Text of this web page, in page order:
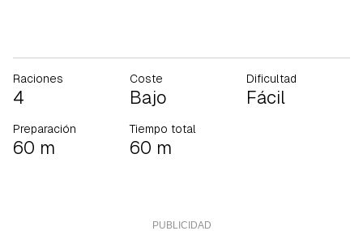
Raciones
4
Coste
Bajo
Dificultad
Fácil
Preparación
60 m
Tiempo total
60 m